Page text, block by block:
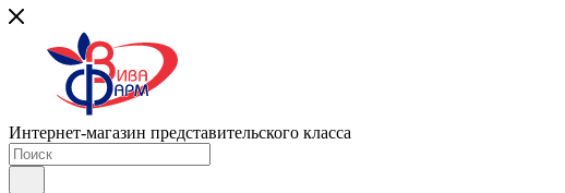
Интернет-магазин представительского класса